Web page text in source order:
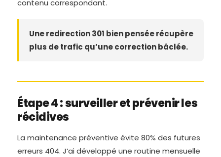
contenu correspondant.
Une redirection 301 bien pensée récupère
plus de trafic qu’une correction bâclée.
Étape 4 : surveiller et prévenir les
récidives
La maintenance préventive évite 80% des futures
erreurs 404. J’ai développé une routine mensuelle